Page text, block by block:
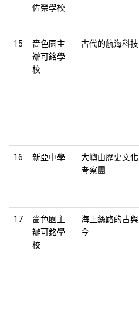
佐榮學校
15
嗇色園主
辦可銘學
校
古代的航海科技
16 新亞中學
大嶼山歷史文化
考察團
17
嗇色園主
辦可銘學
校
海上絲路的古與
今